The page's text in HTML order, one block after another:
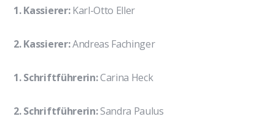
1. Kassierer:Karl-Otto Eller
2. Kassierer:Andreas Fachinger
1. Schriftführerin:Carina Heck
2. Schriftführerin:Sandra Paulus